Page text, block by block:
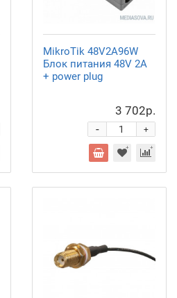
MikroTik 48V2A96W
Блок питания 48V 2A
+ power plug
3 702р.
+
-